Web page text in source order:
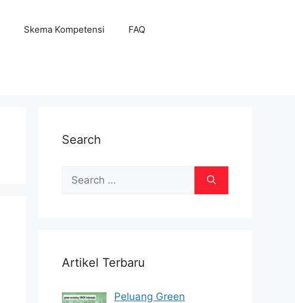
Skema Kompetensi FAQ
Search
Search
for:
Artikel Terbaru
Peluang Green